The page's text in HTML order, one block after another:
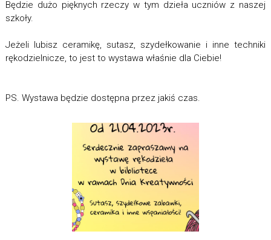
Będzie dużo pięknych rzeczy w tym dzieła uczniów z naszej
szkoły.
Jeżeli lubisz ceramikę, sutasz, szydełkowanie i inne techniki
rękodzielnicze, to jest to wystawa właśnie dla Ciebie!
PS. Wystawa będzie dostępna przez jakiś czas.